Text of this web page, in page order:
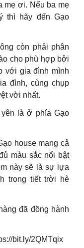
mẹ ơi. Nếu ba mẹ
thì hãy đến Gạo
còn phải phân
cho phù hợp bởi
với gia đình mình
đình, cùng chụp
vời nhất.
là ở phía Gạo
house mang cả
màu sắc nổi bật
này sẽ là sự lựa
trong tiết trời hè
đã đồng hành
bit.ly/2QMTqix